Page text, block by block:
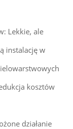
Lekkie, ale
instalację w
kosztów
działanie